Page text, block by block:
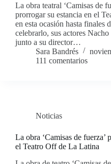
La obra teatral ‘Camisas de
prorrogar su estancia en el
en esta ocasión hasta finales
celebrarlo, sus actores
junto a su director…
Sara Bandrés
111 comentarios
Noticias
La obra ‘Camisas de fuerza’
el Teatro Off de La Latina